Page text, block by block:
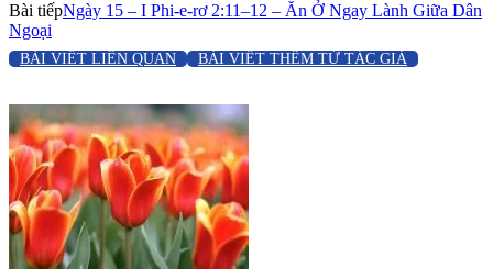
Bài tiếpNgày 15 – I Phi-e-rơ 2:11–12 – Ăn Ở Ngay Lành Giữa Dân
Ngoại
BÀI VIẾT LIÊN QUAN BÀI VIẾT THÊM TỪ TÁC GIẢ